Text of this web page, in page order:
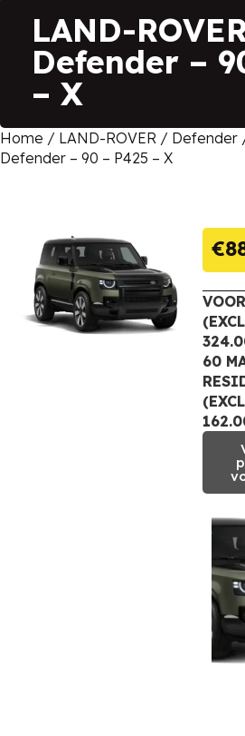
LAND-
Defender –
– X
Home / LAND-ROVER / Defender
Defender – 90 – P425 – X
€
60